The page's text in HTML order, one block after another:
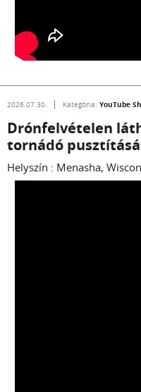
2026.07.30. Kategória: YouTube
Drónfelvételen
tornádó
Helyszín : Menasha,